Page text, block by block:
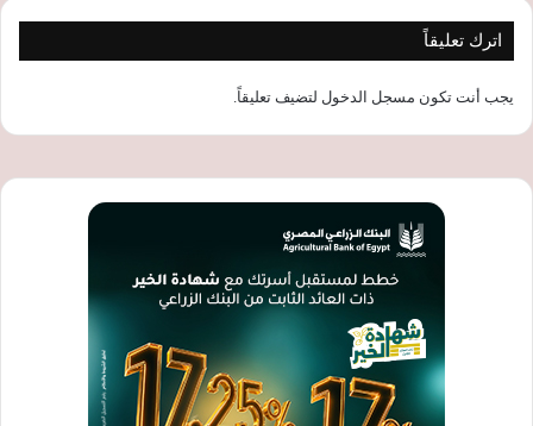
اترك تعليقاً
يجب أنت تكون مسجل الدخول لتضيف تعليقاً.